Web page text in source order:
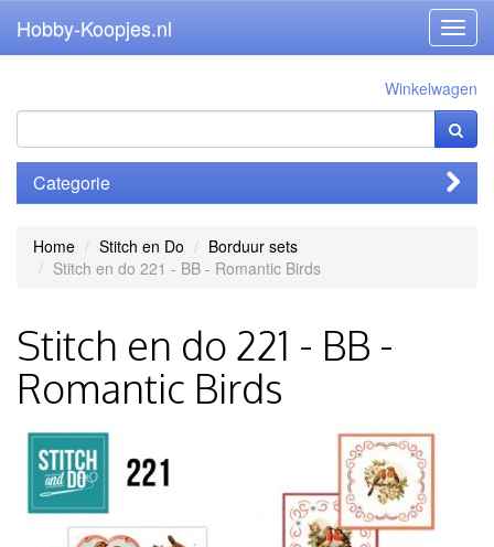
Hobby-Koopjes.nl
Winkelwagen
Categorie
Home Stitch en Do
Borduur sets
Stitch en do 221 - BB - Romantic Birds
Stitch en do 221 - BB -
Romantic Birds